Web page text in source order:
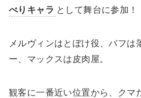
べりキャラ として舞台に参加！
メルヴィンはとぼけ役、バフは
ー、マックスは皮肉屋。
観客に一番近い位置から、クマ